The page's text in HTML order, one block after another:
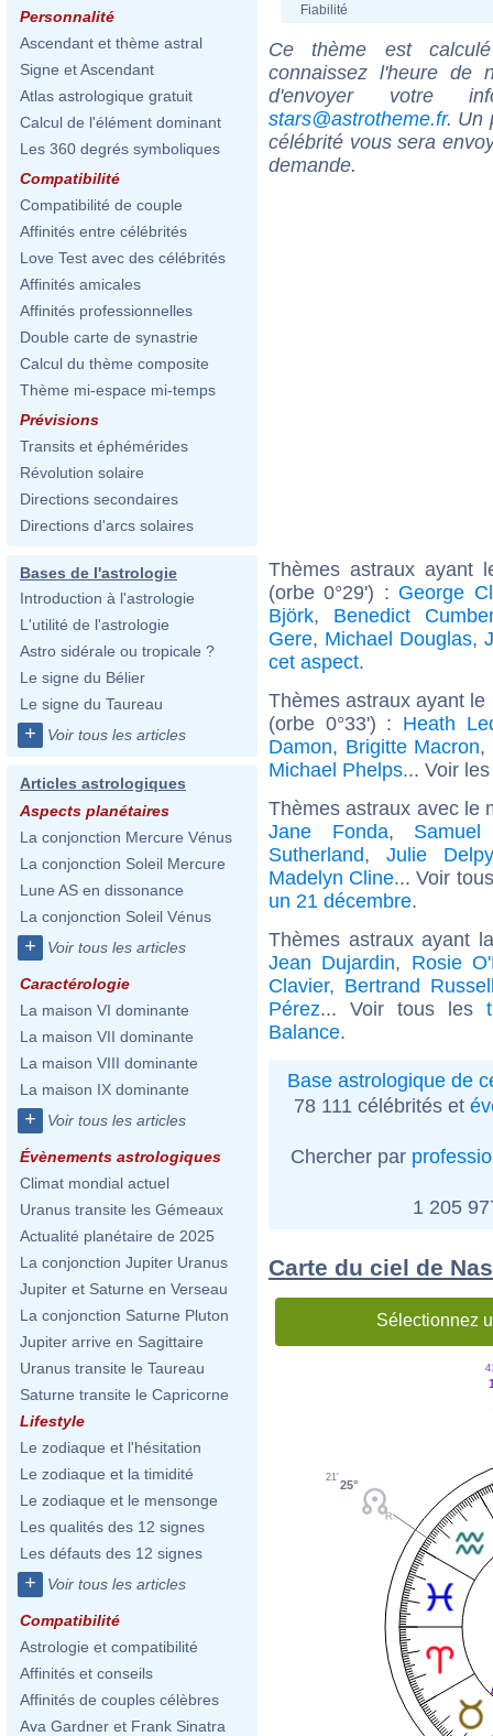
Personnalité
Ascendant et thème astral
Signe et Ascendant
Atlas astrologique gratuit
Calcul de l'élément dominant
Les 360 degrés symboliques
Compatibilité
Compatibilité de couple
Affinités entre célébrités
Love Test avec des célébrités
Affinités amicales
Affinités professionnelles
Double carte de synastrie
Calcul du thème composite
Thème mi-espace mi-temps
Prévisions
Transits et éphémérides
Révolution solaire
Directions secondaires
Directions d'arcs solaires
Bases de l'astrologie
Introduction à l'astrologie
L'utilité de l'astrologie
Astro sidérale ou tropicale ?
Le signe du Bélier
Le signe du Taureau
+ Voir tous les articles
Articles astrologiques
Aspects planétaires
La conjonction Mercure Vénus
La conjonction Soleil Mercure
Lune AS en dissonance
La conjonction Soleil Vénus
+ Voir tous les articles
Caractérologie
La maison VI dominante
La maison VII dominante
La maison VIII dominante
La maison IX dominante
+ Voir tous les articles
Évènements astrologiques
Climat mondial actuel
Uranus transite les Gémeaux
Actualité planétaire de 2025
La conjonction Jupiter Uranus
Jupiter et Saturne en Verseau
La conjonction Saturne Pluton
Jupiter arrive en Sagittaire
Uranus transite le Taureau
Saturne transite le Capricorne
Lifestyle
Le zodiaque et l'hésitation
Le zodiaque et la timidité
Le zodiaque et le mensonge
Les qualités des 12 signes
Les défauts des 12 signes
+ Voir tous les articles
Compatibilité
Astrologie et compatibilité
Affinités et conseils
Affinités de couples célèbres
Ava Gardner et Frank Sinatra
Fiabilité
Ce thème est
connaissez l'heure de
d'envoyer votre
stars@astrotheme.fr. Un
célébrité vous sera
demande.
Thèmes astraux ayant
(orbe 0°29') : George
Björk, Benedict
Gere, Michael Douglas,
cet aspect.
Thèmes astraux ayant
(orbe 0°33') : Heath
Damon, Brigitte Macron,
Michael Phelps... Voir
Thèmes astraux avec le
Jane Fonda,
Sutherland,Julie Delpy
Madelyn Cline... Voir
un 21 décembre.
Thèmes astraux ayant
Jean Dujardin, Rosie
Clavier, Bertrand
Pérez... Voir tous les
Balance.
Base astrologique de
78 111 célébrités et
Chercher par
1 205
Carte du ciel de
Sélectionnez
25°
21'